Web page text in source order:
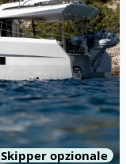
Skipper opzionale